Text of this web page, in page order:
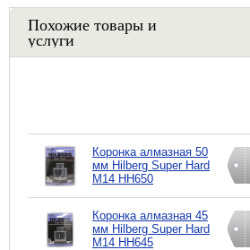
Похожие товары и
услуги
Коронка алмазная 50
мм Hilberg Super Hard
M14 HH650
Коронка алмазная 45
мм Hilberg Super Hard
M14 HH645